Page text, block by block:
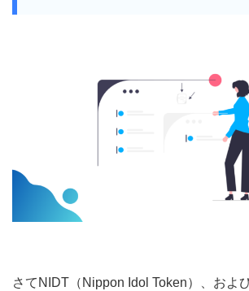
さてNIDT（Nippon Idol Token）、およ